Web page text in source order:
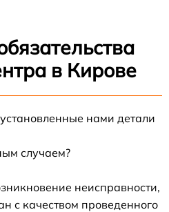
в Кирове
нами детали
случаем?
неисправности,
с качеством проведенного